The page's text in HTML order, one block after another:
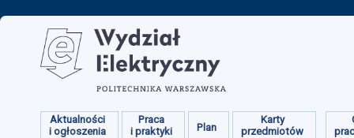
Aktualności
i ogłoszenia
Praca
i praktyki
Plan
Karty
przedmiotów